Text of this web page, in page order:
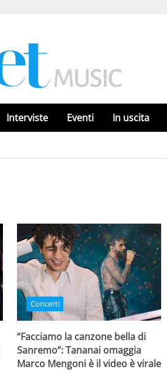
Interviste Eventi In uscita
Concerti
“Facciamo la canzone bella di
Sanremo”: Tananai omaggia
Marco Mengoni è il video è virale